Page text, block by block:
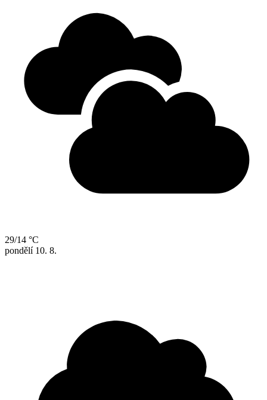
29/14 °C
pondělí 10. 8.